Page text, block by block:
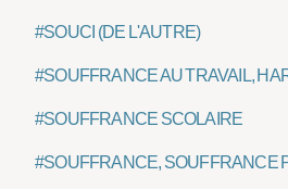
#SOUCI (DE L'AUTRE)
#SOUFFRANCE AU TRAVAIL,
#SOUFFRANCE SCOLAIRE
#SOUFFRANCE, SOUFFRANCE